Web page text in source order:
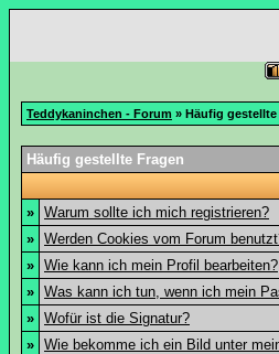
Teddykaninchen - Forum » Häufig gestellte
Häufig gestellte Fragen
» Warum sollte ich mich registrieren?
» Werden Cookies vom Forum
» Wie kann ich mein Profil bearbeiten?
» Was kann ich tun, wenn ich mein
» Wofür ist die Signatur?
» Wie bekomme ich ein Bild unter